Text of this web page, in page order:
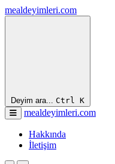
mealdeyimleri.com
Deyim ara... Ctrl K
mealdeyimleri.com
Hakkında
İletişim